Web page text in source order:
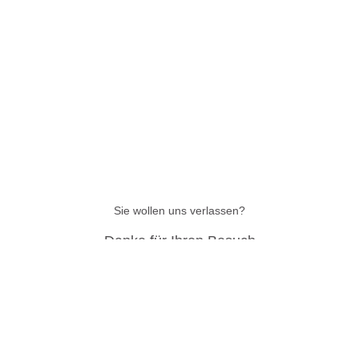
Sie wollen uns verlassen?
Danke für Ihren Besuch